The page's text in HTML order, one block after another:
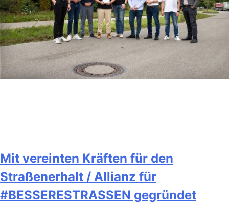
Mit vereinten Kräften für den
Straßenerhalt / Allianz für
#BESSERESTRASSEN gegründet